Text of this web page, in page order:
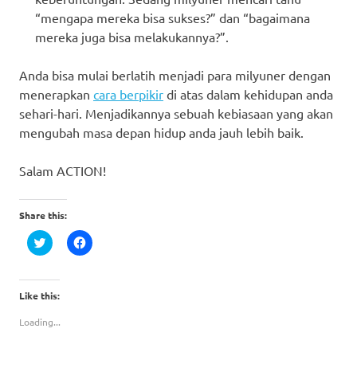
“mengapa mereka bisa sukses?” dan “bagaimana
mereka juga bisa melakukannya?”.
Anda bisa mulai berlatih menjadi para milyuner dengan
menerapkan cara berpikir di atas dalam kehidupan anda
sehari-hari. Menjadikannya sebuah kebiasaan yang akan
mengubah masa depan hidup anda jauh lebih baik.
Salam ACTION!
Share this:
Click
to
Twitter
(Opens
in
window)
Click
to
Like this:
Loading...